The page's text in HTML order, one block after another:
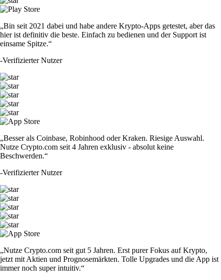
„Bin seit 2021 dabei und habe andere Krypto-Apps getestet, aber das
hier ist definitiv die beste. Einfach zu bedienen und der Support ist
einsame Spitze.“
-Verifizierter Nutzer
„Besser als Coinbase, Robinhood oder Kraken. Riesige Auswahl.
Nutze Crypto.com seit 4 Jahren exklusiv - absolut keine
Beschwerden.“
-Verifizierter Nutzer
„Nutze Crypto.com seit gut 5 Jahren. Erst purer Fokus auf Krypto,
jetzt mit Aktien und Prognosemärkten. Tolle Upgrades und die App ist
immer noch super intuitiv.“